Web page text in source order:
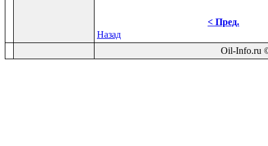
< Пред.
Назад
Oil-Info.ru